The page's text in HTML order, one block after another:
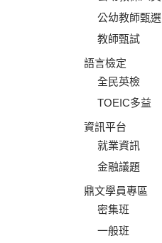
公幼教師甄選
教師甄試
語言檢定
全民英檢
TOEIC多益
資訊平台
就業資訊
金融議題
鼎文學員專區
密集班
一般班